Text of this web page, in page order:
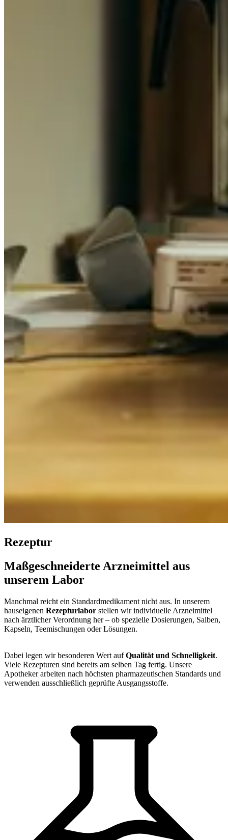
Rezeptur
Maßgeschneiderte Arzneimittel aus
unserem Labor
Manchmal reicht ein Standardmedikament nicht aus. In unserem
hauseigenen Rezepturlabor stellen wir individuelle Arzneimittel
nach ärztlicher Verordnung her – ob spezielle Dosierungen, Salben,
Kapseln, Teemischungen oder Lösungen.
Dabei legen wir besonderen Wert aufQualität und Schnelligkeit.
Viele Rezepturen sind bereits am selben Tag fertig. Unsere
Apotheker arbeiten nach höchsten pharmazeutischen Standards und
verwenden ausschließlich geprüfte Ausgangsstoffe.